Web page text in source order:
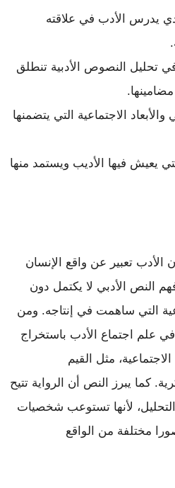
يدرس الأدب في علاقته
تحليل النصوص الأدبية تنطلق
والأبعاد الاجتماعية التي يتضمنها
التي يعيش فيها الأديب ويستمد منها
تعبير عن واقع الإنسان
النص الأدبي لا يكتمل دون
التي ساهمت في إنتاجه. ومن
علم اجتماع الأدب باستخراج
مثل القيم
كما يبرز النص أن الرواية تتيح
التحليل، لأنها تستوعب شخصيات
مختلفة من الواقع